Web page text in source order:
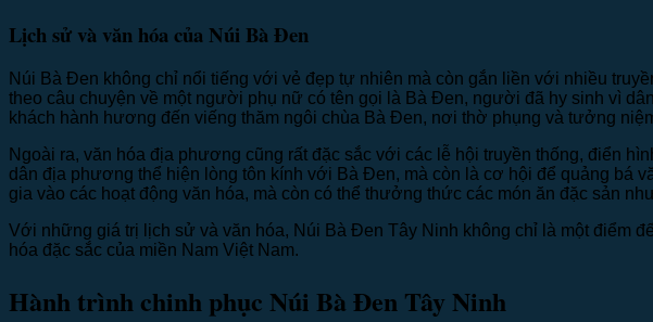
Lịch sử và văn hóa của Núi Bà Đen
Núi Bà Đen không chỉ nổi tiếng với vẻ đẹp tự nhiên mà còn gắn liền với nhiều
theo câu chuyện về một người phụ nữ có tên gọi là Bà Đen, người đã hy sinh vì
khách hành hương đến viếng thăm ngôi chùa Bà Đen, nơi thờ phụng và tưởng
Ngoài ra, văn hóa địa phương cũng rất đặc sắc với các lễ hội truyền thống, điển
dân địa phương thể hiện lòng tôn kính với Bà Đen, mà còn là cơ hội để quảng bá
gia vào các hoạt động văn hóa, mà còn có thể thưởng thức các món ăn đặc sản
Với những giá trị lịch sử và văn hóa, Núi Bà Đen Tây Ninh không chỉ là một điểm
hóa đặc sắc của miền Nam Việt Nam.
Hành trình chinh phục Núi Bà Đen Tây Ninh